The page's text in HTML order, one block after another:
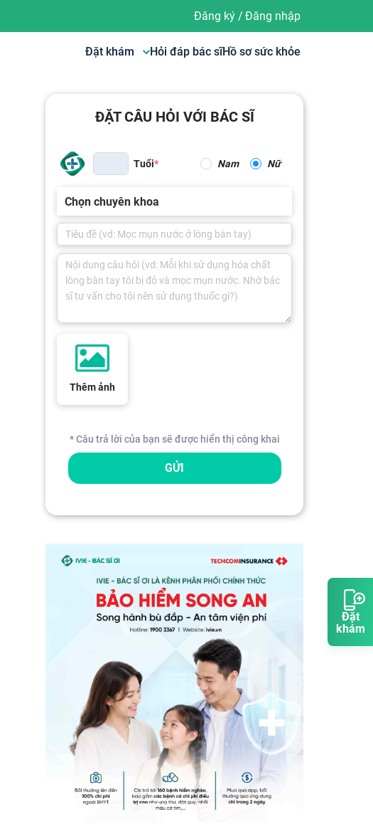
Đặt
khám
Đăng ký/ Đăng nhập
Đặt khám Hỏi đáp bác sĩHồ sơ sức khỏe
ĐẶT CÂU HỎI VỚI BÁC SĨ
Tuổi Nam Nữ
Chọn chuyên khoa
Thêm ảnh
* Câu trả lời của bạn sẽ được hiển thị công khai
GỬI